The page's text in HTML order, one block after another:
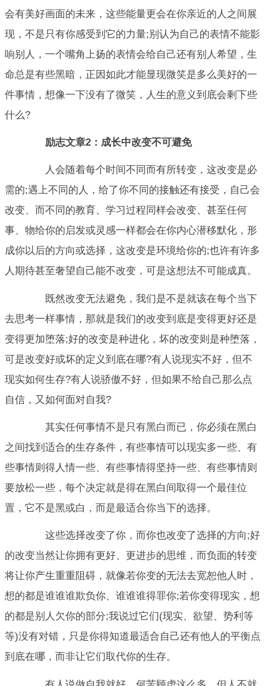
会有美好画面的未来，这些能量更会在你亲近的人之间展
现，不是只有你感受到它的力量;别认为自己的表情不能影
响别人，一个嘴角上扬的表情会给自己还有别人希望，生
命总是有些黑暗，正因如此才能显现微笑是多么美好的一
件事情，想像一下没有了微笑，人生的意义到底会剩下些
什么?
励志文章2：成长中改变不可避免
人会随着每个时间不同而有所转变，这改变是必
需的;遇上不同的人，给了你不同的接触还有接受，自己会
改变、而不同的教育、学习过程同样会改变、甚至任何
事、物给你的启发或灵感一样都会在你内心潜移默化，形
成你以后的方向或选择，这改变是环境给你的;也许有许多
人期待甚至奢望自己能不改变，可是这想法不可能成真。
既然改变无法避免，我们是不是就该在每个当下
去思考一样事情，那就是我们的改变到底是变得更好还是
变得更加堕落;好的改变是种进化，坏的改变则是种堕落，
可是改变好或坏的定义到底在哪?有人说现实不好，但不
现实如何生存?有人说骄傲不好，但如果不给自己那么点
自信，又如何面对自我?
其实任何事情不是只有黑白而已，你必须在黑白
之间找到适合的生存条件，有些事情可以现实多一些、有
些事情则得人情一些、有些事情得坚持一些、有些事情则
要放松一些，每个决定就是得在黑白间取得一个最佳位
置，它不是黑或白，而是最适合你当下的选择。
这些选择改变了你，而你也改变了选择的方向;好
的改变当然让你拥有更好、更进步的思维，而负面的转变
将让你产生重重阻碍，就像若你变的无法去宽恕他人时，
想的都是谁谁谁欺负你、谁谁谁得罪你;若你变得现实，想
的都是别人欠你的部分;我说过它们(现实、欲望、势利等
等)没有对错，只是你得知道最适合自己还有他人的平衡点
到底在哪，而非让它们取代你的生存。